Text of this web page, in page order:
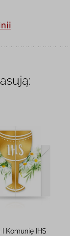
Komunię IHS